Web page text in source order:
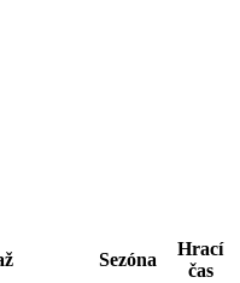
Sezóna
Hrací
čas